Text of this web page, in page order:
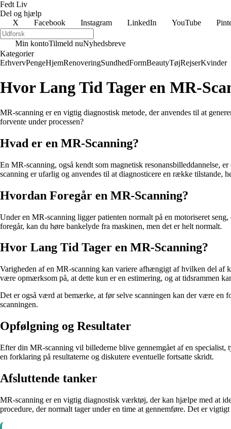
Fedt Liv
Del og hjælp
X
Facebook Instagram LinkedIn YouTube
Min kontoTilmeld nuNyhedsbreve
Kategorier
ErhvervPengeHjemRenoveringSundhedFormBeautyTøjRejserKvinder
Hvor Lang Tid Tager en MR-
MR-scanning er en vigtig diagnostisk metode, der anvendes til at
forvente under processen?
Hvad er en MR-Scanning?
En MR-scanning, også kendt som magnetisk resonansbilleddannelse,
scanning er ufarlig og anvendes til at diagnosticere en række tilstande,
Hvordan Foregår en MR-Scanning?
Under en MR-scanning ligger patienten normalt på en motoriseret
foregår, kan du høre bankelyde fra maskinen, men det er helt normalt.
Hvor Lang Tid Tager en MR-Scanning?
Varigheden af en MR-scanning kan variere afhængigt af hvilken del af
være opmærksom på, at dette kun er en estimering, og at tidsrammen
Det er også værd at bemærke, at før selve scanningen kan der være en
scanningen.
Opfølgning og Resultater
Efter din MR-scanning vil billederne blive gennemgået af en
en forklaring på resultaterne og diskutere eventuelle fortsatte skridt.
Afsluttende tanker
MR-scanning er en vigtig diagnostisk værktøj, der kan hjælpe med at
procedure, der normalt tager under en time at gennemføre. Det er